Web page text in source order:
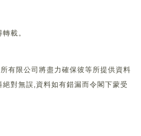
載。
有限公司將盡力確保彼等所提供資料
對無誤,資料如有錯漏而令閣下蒙受